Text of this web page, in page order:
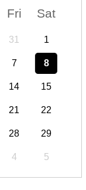
Fri Sat
31 1
7 8
14 15
21 22
28 29
4 5